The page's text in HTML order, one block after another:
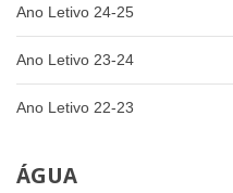
Ano Letivo 24-25
Ano Letivo 23-24
Ano Letivo 22-23
ÁGUA